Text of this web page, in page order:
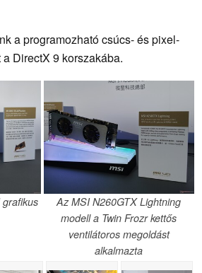
a programozható csúcs- és pixel-
DirectX 9 korszakába.
Az MSI N260GTX Lightning
modell a Twin Frozr kettős
ventilátoros megoldást
alkalmazta